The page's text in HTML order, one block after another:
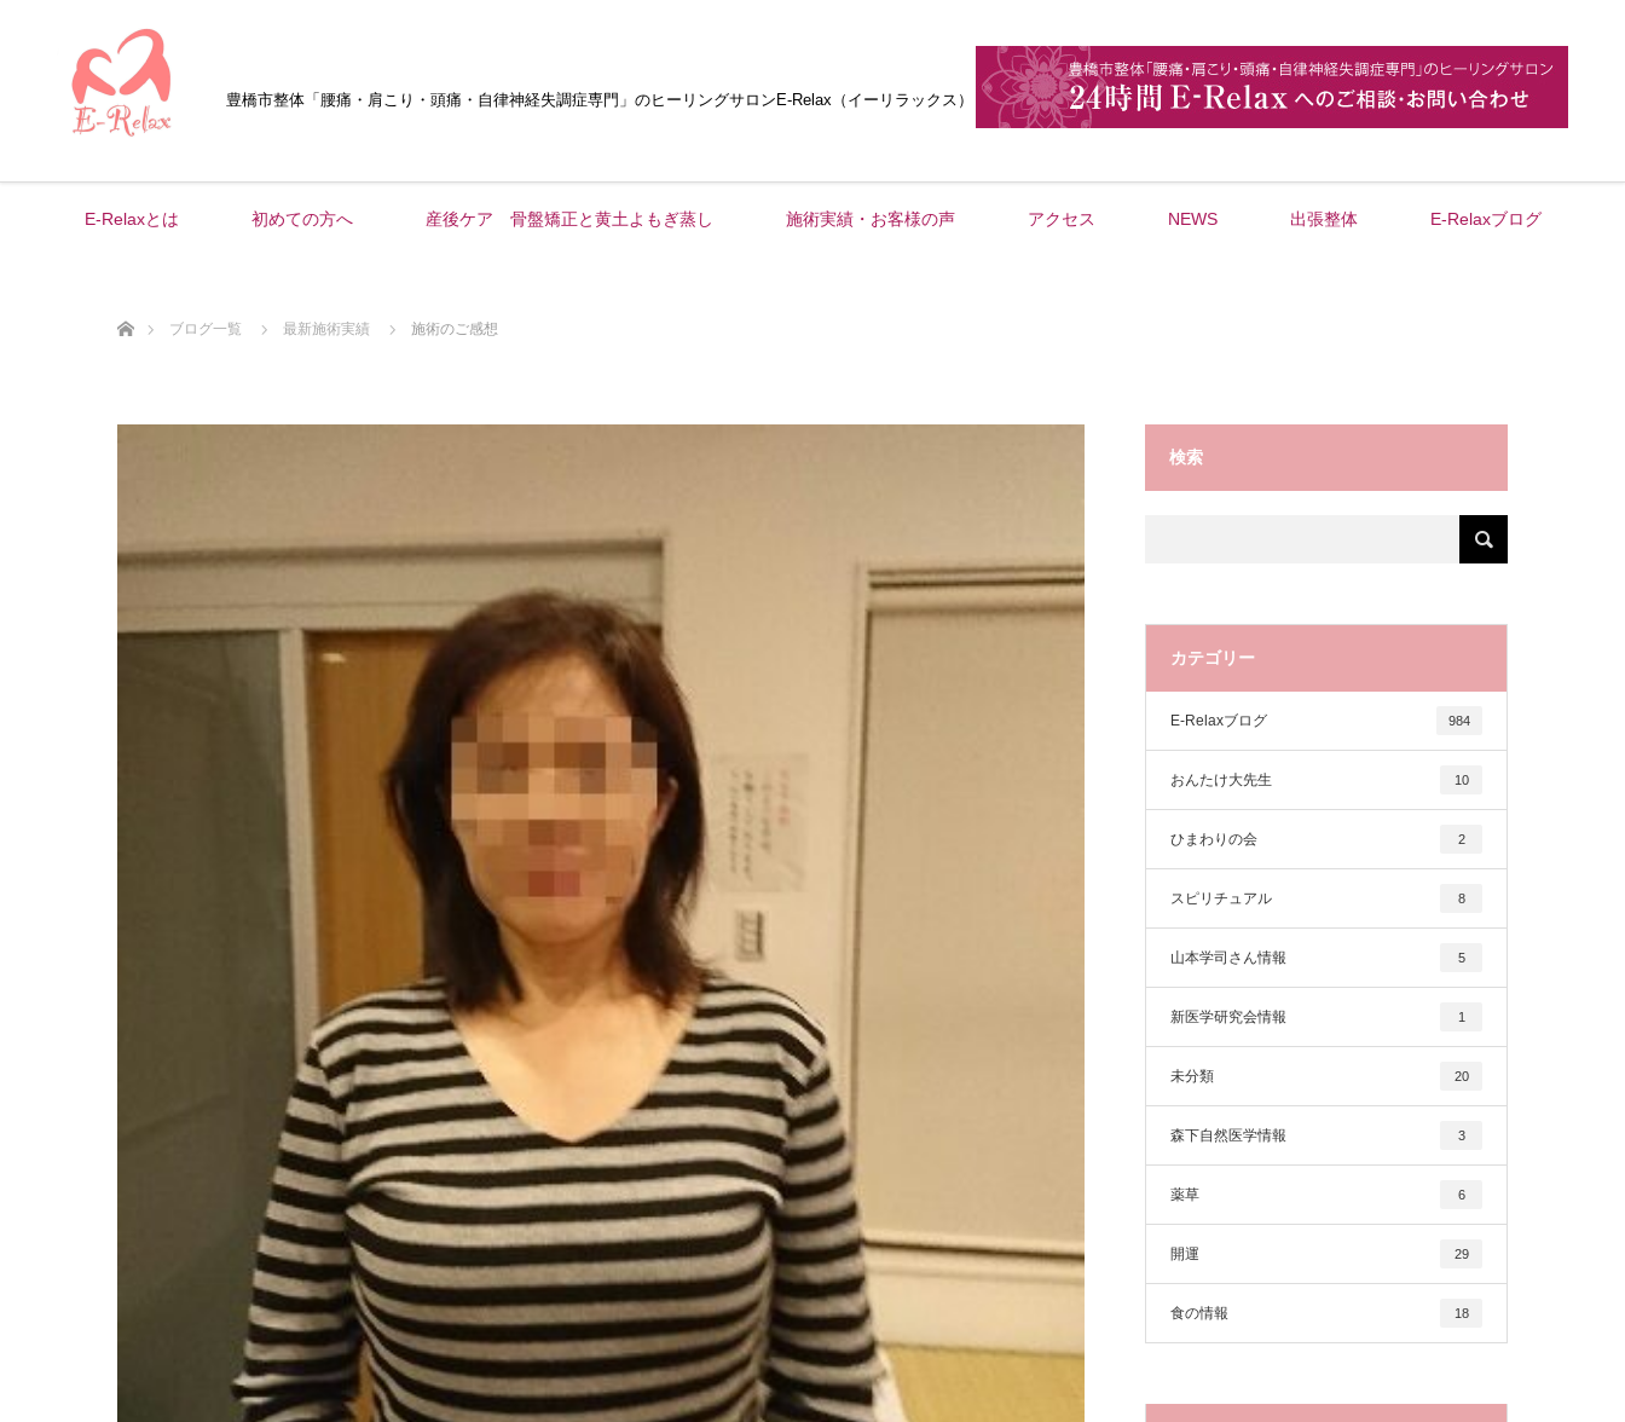
豊橋市整体 「腰痛・肩こり・頭痛・自律神経失調症専門」 のヒーリングサロンE-Relax（イーリラックス）
E-Relaxとは 初めての方へ 産後ケア 骨盤矯正と黄土よもぎ蒸し 施術実績・お客様の声 アクセス NEWS 出張整体 E-Relaxブログ
ブログ一覧
最新施術実績 施術のご感想
検索
カテゴリー
E-Relaxブログ 984
おんたけ大先生 10
ひまわりの会 2
スピリチュアル 8
山本学司さん情報 5
新医学研究会情報 1
未分類 20
森下自然医学情報 3
薬草 6
開運 29
食の情報 18